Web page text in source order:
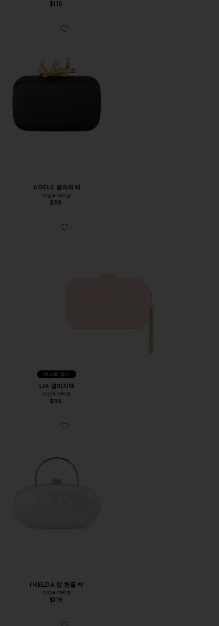
$115
Favorite ADELE 클러치백
ADELE 클러치백
olga berg
$99
Favorite LIA 클러치백
베스트 셀러
LIA 클러치백
olga berg
$95
Favorite IMELDA 탑 핸들 백
IMELDA 탑 핸들 백
olga berg
$119